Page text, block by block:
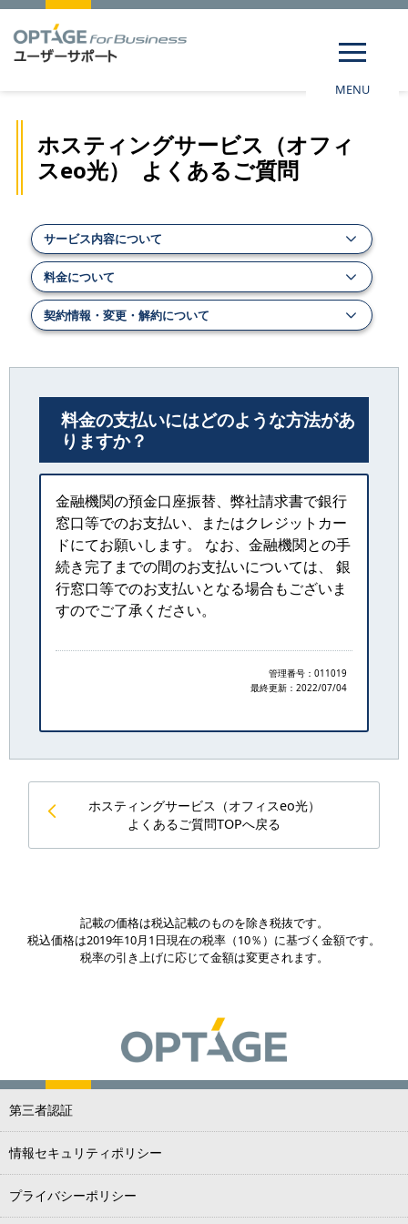
MENU
ホスティングサービス（オフィ
スeo光） よくあるご質問
サービス内容について
料金について
契約情報・変更・解約について
料金の支払いにはどのような方法があ
りますか？
金融機関の預金口座振替、弊社請求書で銀行
窓口等でのお支払い、またはクレジットカー
ドにてお願いします。 なお、金融機関との手
続き完了までの間のお支払いについては、 銀
行窓口等でのお支払いとなる場合もございま
すのでご了承ください。
管理番号：011019
最終更新：2022/07/04
ホスティングサービス（オフィスeo光）
よくあるご質問TOPへ戻る
記載の価格は税込記載のものを除き税抜です。
税込価格は2019年10月1日現在の税率（10％）に基づく金額です。
税率の引き上げに応じて金額は変更されます。
第三者認証
情報セキュリティポリシー
プライバシーポリシー